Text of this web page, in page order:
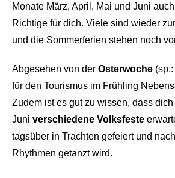
Monate März, April, Mai und Juni
Richtige für dich. Viele sind wieder
und die Sommerferien stehen noch
Abgesehen von der Osterwoche
für den Tourismus im Frühling
Zudem ist es gut zu wissen, dass
Juni verschiedene Volksfeste
tagsüber in Trachten gefeiert und
Rhythmen getanzt wird.